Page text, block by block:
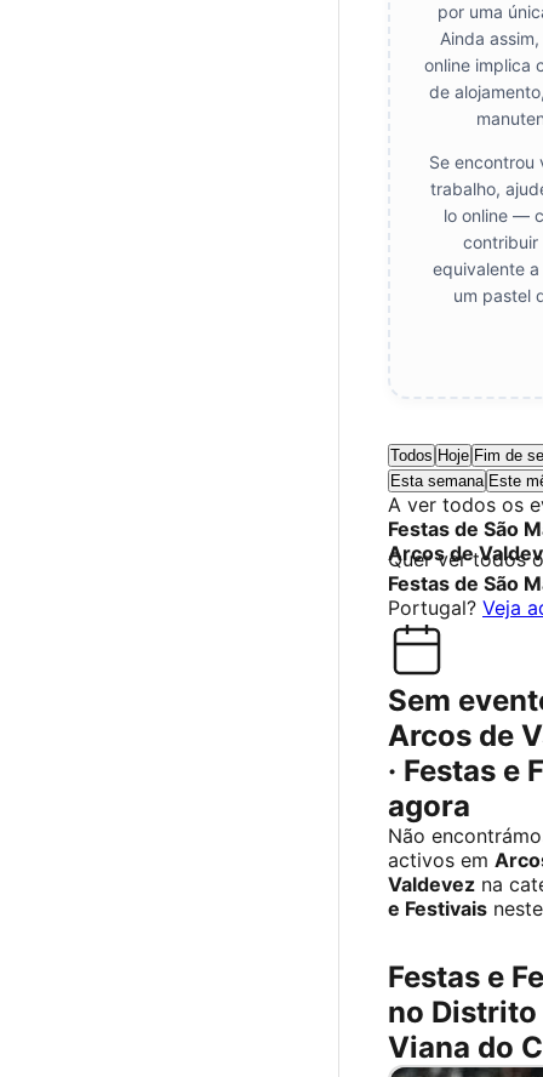
por uma
Ainda
online implica
de
Se encontrou
trabalho,
lo online —
contribuir
equivalente
um pastel
Todos Hoje Fim de
Esta semana Este
A ver todos os
Festas de São
Arcos de
Quer ver todos
Festas de São
Portugal? Veja
Sem
Arcos de
· Festas e
agora
Não
activos em
Valdevez na
e Festivais
Festas e
no Distrito
Viana do